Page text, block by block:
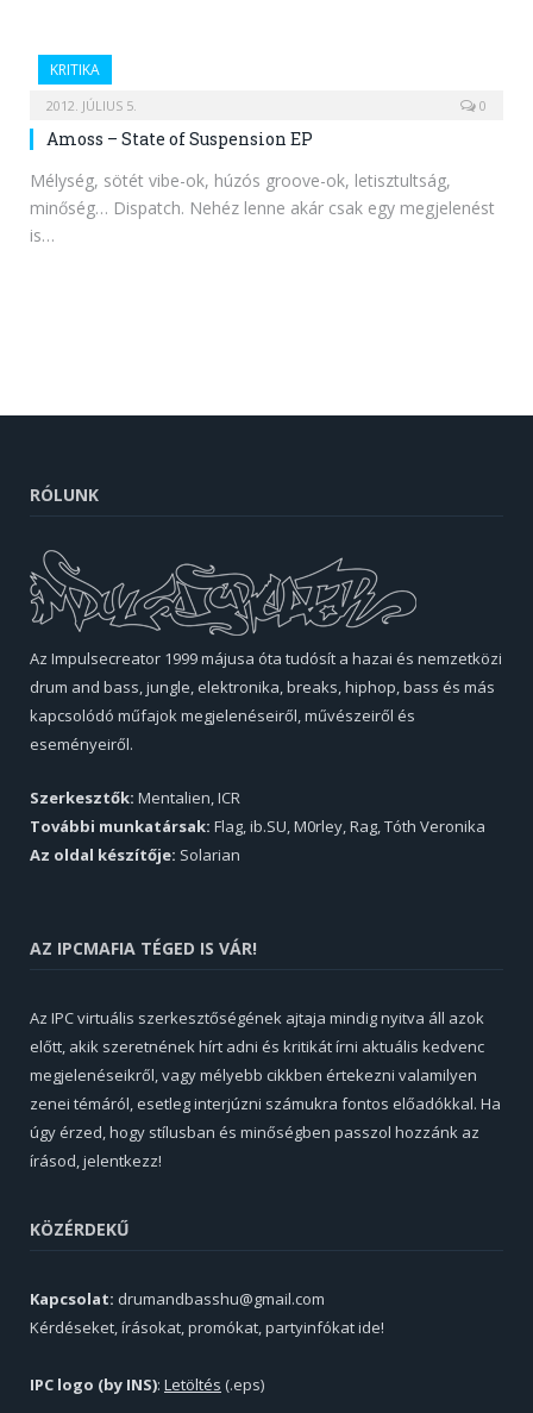
KRITIKA
2012. JÚLIUS 5. 0
Amoss – State of Suspension EP
Mélység, sötét vibe-ok, húzós groove-ok, letisztultság,
minőség… Dispatch. Nehéz lenne akár csak egy megjelenést
is…
RÓLUNK
Az Impulsecreator 1999 májusa óta tudósít a hazai és nemzetközi
drum and bass, jungle, elektronika, breaks, hiphop, bass és más
kapcsolódó műfajok megjelenéseiről, művészeiről és
eseményeiről.
Szerkesztők: Mentalien, ICR
További munkatársak: Flag, ib.SU, M0rley, Rag, Tóth Veronika
Az oldal készítője: Solarian
AZ IPCMAFIA TÉGED IS VÁR!
Az IPC virtuális szerkesztőségének ajtaja mindig nyitva áll azok
előtt, akik szeretnének hírt adni és kritikát írni aktuális kedvenc
megjelenéseikről, vagy mélyebb cikkben értekezni valamilyen
zenei témáról, esetleg interjúzni számukra fontos előadókkal. Ha
úgy érzed, hogy stílusban és minőségben passzol hozzánk az
írásod, jelentkezz!
KÖZÉRDEKŰ
Kapcsolat: drumandbasshu@gmail.com
Kérdéseket, írásokat, promókat, partyinfókat ide!
IPC logo (by INS): Letöltés (.eps)